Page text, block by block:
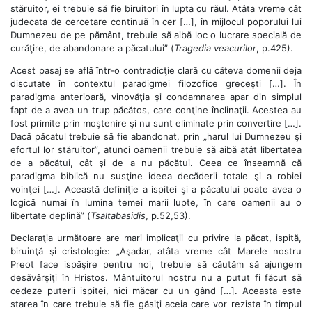
stăruitor, ei trebuie să fie biruitori în lupta cu răul. Atâta vreme cât
judecata de cercetare continuă în cer […], în mijlocul poporului lui
Dumnezeu de pe pământ, trebuie să aibă loc o lucrare specială de
curăţire, de abandonare a păcatului” (Tragedia veacurilor, p.425).
Acest pasaj se află într-o contradicţie clară cu câteva domenii deja
discutate în contextul paradigmei filozofice greceşti […]. În
paradigma anterioară, vinovăţia şi condamnarea apar din simplul
fapt de a avea un trup păcătos, care conţine înclinaţii. Acestea au
fost primite prin moştenire şi nu sunt eliminate prin convertire […].
Dacă păcatul trebuie să fie abandonat, prin „harul lui Dumnezeu şi
efortul lor stăruitor”, atunci oamenii trebuie să aibă atât libertatea
de a păcătui, cât şi de a nu păcătui. Ceea ce înseamnă că
paradigma biblică nu susţine ideea decăderii totale şi a robiei
voinţei […]. Această definiţie a ispitei şi a păcatului poate avea o
logică numai în lumina temei marii lupte, în care oamenii au o
libertate deplină” (Tsaltabasidis, p.52,53).
Declaraţia următoare are mari implicaţii cu privire la păcat, ispită,
biruinţă şi cristologie: „Aşadar, atâta vreme cât Marele nostru
Preot face ispăşire pentru noi, trebuie să căutăm să ajungem
desăvârşiţi în Hristos. Mântuitorul nostru nu a putut fi făcut să
cedeze puterii ispitei, nici măcar cu un gând […]. Aceasta este
starea în care trebuie să fie găsiţi aceia care vor rezista în timpul